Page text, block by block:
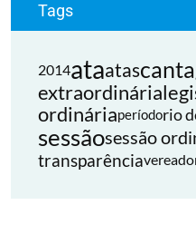
Tags
2014ataatas
extraordinária
ordináriaperíodorio
sessãosessão
transparência